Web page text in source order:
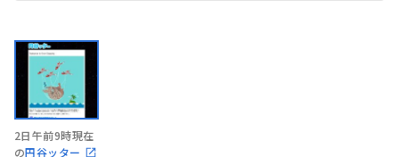
2日午前9時現在
の円谷ッター